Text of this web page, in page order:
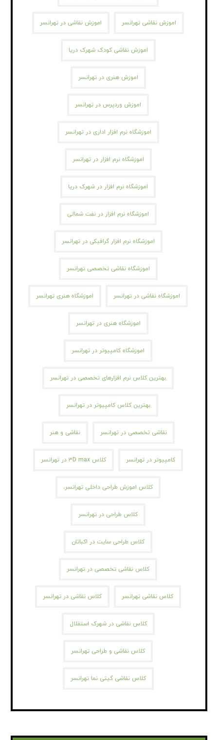
اموزش نقاشی تهرانسر اموزش نقاشی در تهرانسر
اموزش نقاشی کودک شهرک دریا
اموزش هنری در تهرانسر
اموزش وردپرس در تهرانسر
اموزشگاه نرم افزار اداری در تهرانسر
اموزشگاه نرم افزار در تهرانسر
اموزشگاه نرم افزار در شهرک دریا
اموزشگاه نرم افزار در نفت شمالی
اموزشگاه نرم افزار گرافیکی در تهرانسر
اموزشگاه نقاشی تخصصی تهرانسر
اموزشگاه نقاشی در تهرانسر اموزشگاه هنری تهرانسر
اموزشگاه هنری در تهرانسر
اموزشگاه کامپیوتر در تهرانسر
بهترین کلاس نرم افزارهای تخصصی در تهرانسر
بهترین کلاس کامپیوتر در تهرانسر
نقاشی تخصصی در تهرانسر نقاشی و هنر
کامپیوتر در تهرانسر کلاس ۳D max در تهرانسر
کلاس اموزش طراحی داخلی تهرانسر،
کلاس طراحی در تهرانسر
کلاس طراحی سایت در اکباتان
کلاس نقاشی تخصصی در تهرانسر
کلاس نقاشی تهرانسر کلاس نقاشی در تهرانسر
کلاس نقاشی در شهرک استقلال
کلاس نقاشی و طراحی تهرانسر
کلاس نقاشی گیتی نما تهرانسر